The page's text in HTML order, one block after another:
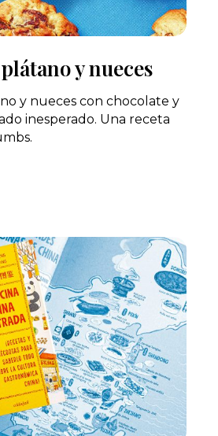
y nueces
y nueces con chocolate y
inesperado. Una receta